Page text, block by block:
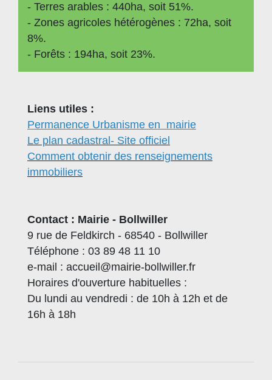
- Terres arables : 440ha, soit 51%.
- Zones agricoles hétérogènes : 72ha, soit
8%.
- Forêts : 194ha, soit 23%.
Liens utiles :
Permanence Urbanisme en mairie
Le plan cadastral- Site officiel
Comment obtenir des renseignements
immobiliers
Contact : Mairie - Bollwiller
9 rue de Feldkirch - 68540 - Bollwiller
Téléphone : 03 89 48 11 10
e-mail : accueil@mairie-bollwiller.fr
Horaires d'ouverture habituelles :
Du lundi au vendredi : de 10h à 12h et de
16h à 18h